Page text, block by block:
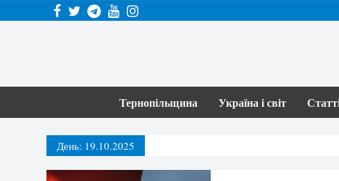
Тернопільщина Україна і світ
День: 19.10.2025